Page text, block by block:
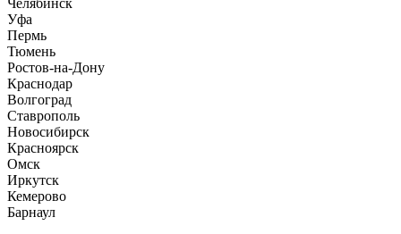
Челябинск
Уфа
Пермь
Тюмень
Ростов-на-Дону
Краснодар
Волгоград
Ставрополь
Новосибирск
Красноярск
Омск
Иркутск
Кемерово
Барнаул